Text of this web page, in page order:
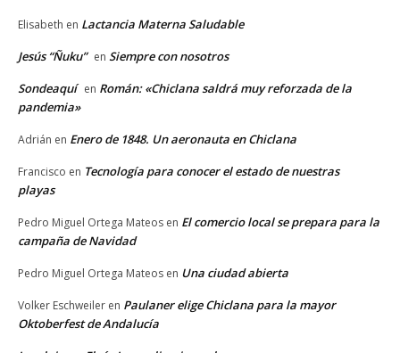
Elisabeth en Lactancia Materna Saludable
Jesús “Ñuku” en Siempre con nosotros
Sondeaquí en Román: «Chiclana saldrá muy reforzada de la
pandemia»
Adrián en Enero de 1848. Un aeronauta en Chiclana
Francisco en Tecnología para conocer el estado de nuestras
playas
Pedro Miguel Ortega Mateos en El comercio local se prepara para la
campaña de Navidad
Pedro Miguel Ortega Mateos en Una ciudad abierta
Volker Eschweiler en Paulaner elige Chiclana para la mayor
Oktoberfest de Andalucía